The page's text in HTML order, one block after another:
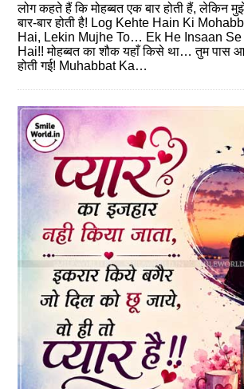
लोग कहते हैं कि मोहब्‍बत एक बार होती हैं, लेकिन
बार-बार होती है! Log Kehte Hain Ki
Hai, Lekin Mujhe To… Ek He Insaan Se
Hai!! मोहब्‍बत का शौक यहाँ किसे था… तुम पास
होती गई! Muhabbat Ka…